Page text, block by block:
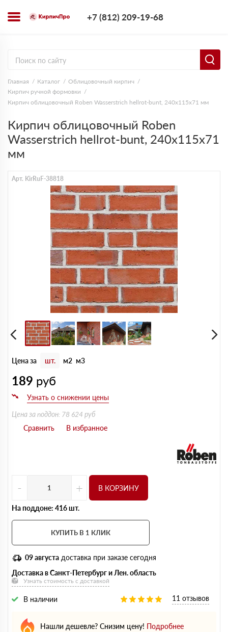
+7 (812) 209-19-68
Главная Каталог
Облицовочный кирпич
Кирпич ручной формовки
Кирпич облицовочный Roben Wasserstrich hellrot-bunt, 240х115х71 мм
Кирпич облицовочный Roben
Wasserstrich hellrot-bunt, 240х115х71
мм
Арт. KirRuF-38818
Цена за шт. м2 м3
189 руб
Цена за поддон: 78 624 руб
- + В КОРЗИНУ
На поддоне: 416 шт.
КУПИТЬ В 1 КЛИК
09 августа доставка при заказе сегодня
Доставка в Санкт-Петербург и Лен. область
Узнать стоимость с доставкой
В наличии 11 отзывов
Нашли дешевле? Снизим цену! Подробнее